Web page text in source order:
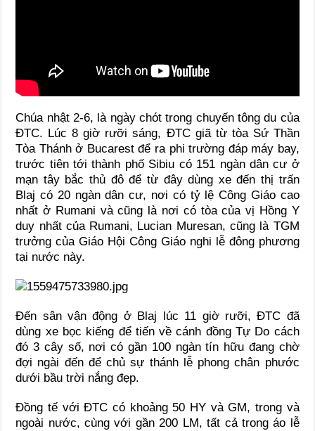
Chúa nhật 2-6, là ngày chót trong chuyến tông du của
ĐTC. Lúc 8 giờ rưỡi sáng, ĐTC giã từ tòa Sứ Thần
Tòa Thánh ở Bucarest để ra phi trường đáp máy bay,
trước tiên tới thành phố Sibiu có 151 ngàn dân cư ở
mạn tây bắc thủ đô để từ đây dùng xe đến thị trấn
Blaj có 20 ngàn dân cư, nơi có tỷ lệ Công Giáo cao
nhất ở Rumani và cũng là nơi có tòa của vị Hồng Y
duy nhất của Rumani, Lucian Muresan, cũng là TGM
trưởng của Giáo Hội Công Giáo nghi lễ đông phương
tại nước này.
Đến sân vận động ở Blaj lúc 11 giờ rưỡi, ĐTC đã
dùng xe bọc kiếng để tiến về cánh đồng Tự Do cách
đó 3 cây số, nơi có gần 100 ngàn tín hữu đang chờ
đợi ngài đến để chủ sự thánh lễ phong chân phước
dưới bầu trời nắng đẹp.
Đồng tế với ĐTC có khoảng 50 HY và GM, trong và
ngoài nước, cùng với gần 200 LM, tất cả trong áo lễ